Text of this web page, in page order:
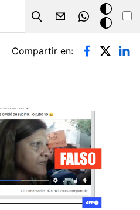
Search
Modo
oscuro
Compartir en: